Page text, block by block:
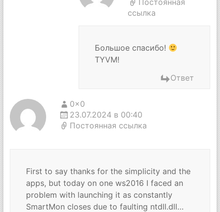
Постоянная
ссылка
Большое спасибо!
TYVM!
Ответ
0x0
23.07.2024 в 00:40
Постоянная ссылка
First to say thanks for the simplicity and the
apps, but today on one ws2016 I faced an
problem with launching it as constantly
SmartMon closes due to faulting ntdll.dll…